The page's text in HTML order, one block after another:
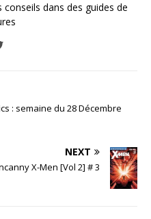
dans des guides de
: semaine du 28 Décembre
NEXT
X-Men [Vol 2] # 3